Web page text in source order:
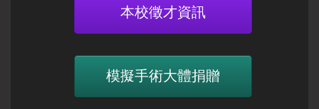
本校徵才資訊
模擬手術大體捐贈